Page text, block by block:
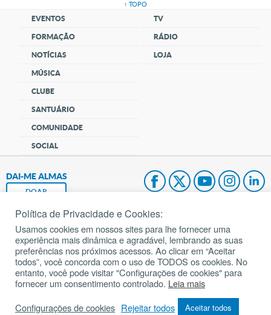
↑ TOPO
EVENTOS
FORMAÇÃO
NOTÍCIAS
MÚSICA
CLUBE
SANTUÁRIO
COMUNIDADE
SOCIAL
TV
RÁDIO
LOJA
DAI-ME ALMAS
DOAR
Fundação João Paulo II
Pedido de Oração
Mapa do site
Política de Privacidade e Cookies:
Usamos cookies em nossos sites para lhe fornecer uma
experiência mais dinâmica e agradável, lembrando as suas
preferências nos próximos acessos. Ao clicar em “Aceitar
todos”, você concorda com o uso de TODOS os cookies. No
entanto, você pode visitar "Configurações de cookies" para
fornecer um consentimento controlado. Leia mais
Configurações de cookies Rejeitar todos Aceitar todos